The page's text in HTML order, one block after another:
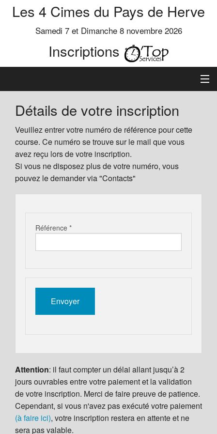
Les 4 Cimes du Pays de Herve
Samedi 7 et Dimanche 8 novembre 2026
Inscriptions
Inscription
Préinscrits
Informations
Détails de votre inscription
Veuillez entrer votre numéro de référence pour cette
course. Ce numéro se trouve sur le mail que vous
avez reçu lors de votre inscription.
Si vous ne disposez plus de votre numéro, vous
pouvez le demander via "Contacts"
Référence *
Attention: il faut compter un délai allant jusqu’à 2
jours ouvrables entre votre paiement et la validation
de votre inscription. Merci de faire preuve de patience.
Cependant, si vous n'avez pas exécuté votre paiement
(à faire ici), votre inscription restera en attente et ne
sera pas valable.